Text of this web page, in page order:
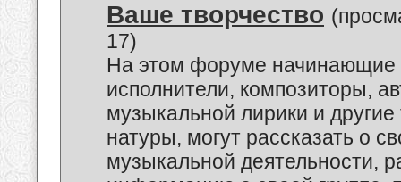
Ваше творчество
17)
На этом форуме начинающие
исполнители, композиторы,
музыкальной лирики и другие
натуры, могут рассказать о
музыкальной деятельности,